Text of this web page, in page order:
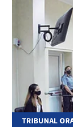
TRIBUNAL